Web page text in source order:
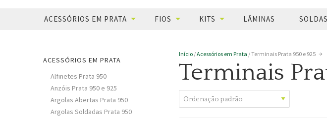
ACESSÓRIOS EM PRATA FIOS KITS LÂMINAS SOLDAS
ACESSÓRIOS EM PRATA
Alfinetes Prata 950
Anzóis Prata 950 e 925
Argolas Abertas Prata 950
Argolas Soldadas Prata 950
Início /Acessórios em Prata / Terminais Prata 950 e 925
Terminais